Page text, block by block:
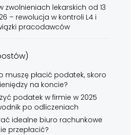
zwolnieniach lekarskich od 13
– rewolucja w kontroli L4 i
pracodawców
muszę płacić podatek, skoro
na koncie?
podatek w firmie w 2025
po odliczeniach
idealne biuro rachunkowe
przepłacić?